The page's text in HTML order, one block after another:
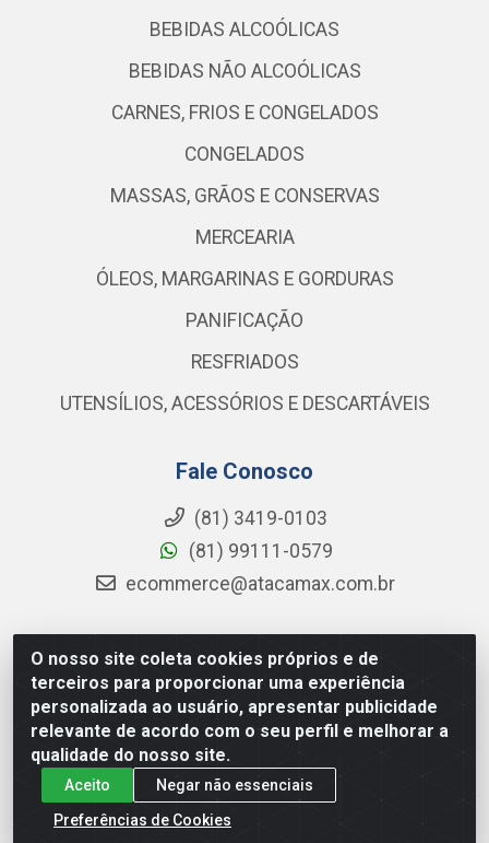
O nosso site coleta cookies próprios e de
terceiros para proporcionar uma experiência
personalizada ao usuário, apresentar publicidade
relevante de acordo com o seu perfil e melhorar a
qualidade do nosso site.
Aceito
Negar não essenciais
Preferências de Cookies
BEBIDAS ALCOÓLICAS
BEBIDAS NÃO ALCOÓLICAS
CARNES, FRIOS E CONGELADOS
CONGELADOS
MASSAS, GRÃOS E CONSERVAS
MERCEARIA
ÓLEOS, MARGARINAS E GORDURAS
PANIFICAÇÃO
RESFRIADOS
UTENSÍLIOS, ACESSÓRIOS E DESCARTÁVEIS
Fale Conosco
(81) 3419-0103
(81) 99111-0579
ecommerce@atacamax.com.br
Atacamax Importadora de Alimentos LTDA - RODOVIA BR-
101 - SUL, KM 79,60 GP E GALPAO:D - Muribeca, Jaboatão dos
Guararapes - PE, 54355-010 - CNPJ 08.305.623/0001-84